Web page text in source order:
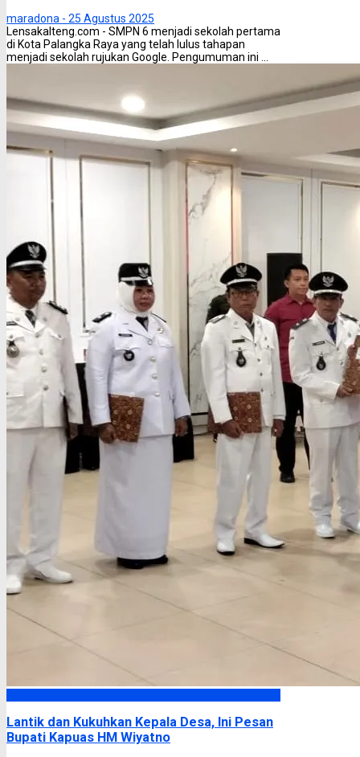
maradona - 25 Agustus 2025
Lensakalteng.com - SMPN 6 menjadi sekolah pertama
di Kota Palangka Raya yang telah lulus tahapan
menjadi sekolah rujukan Google. Pengumuman ini ...
Lantik dan Kukuhkan Kepala Desa, Ini Pesan
Bupati Kapuas HM Wiyatno